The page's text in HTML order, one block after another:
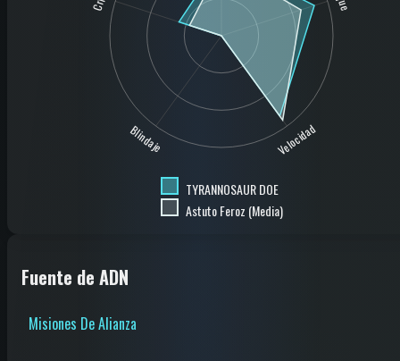
Velocidad
Blindaje
TYRANNOSAUR DOE
Astuto Feroz (Media)
Fuente de ADN
Misiones De Alianza